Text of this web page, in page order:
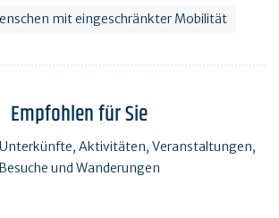
mit eingeschränkter Mobilität
Empfohlen für Sie
Aktivitäten, Veranstaltungen,
Besuche und Wanderungen